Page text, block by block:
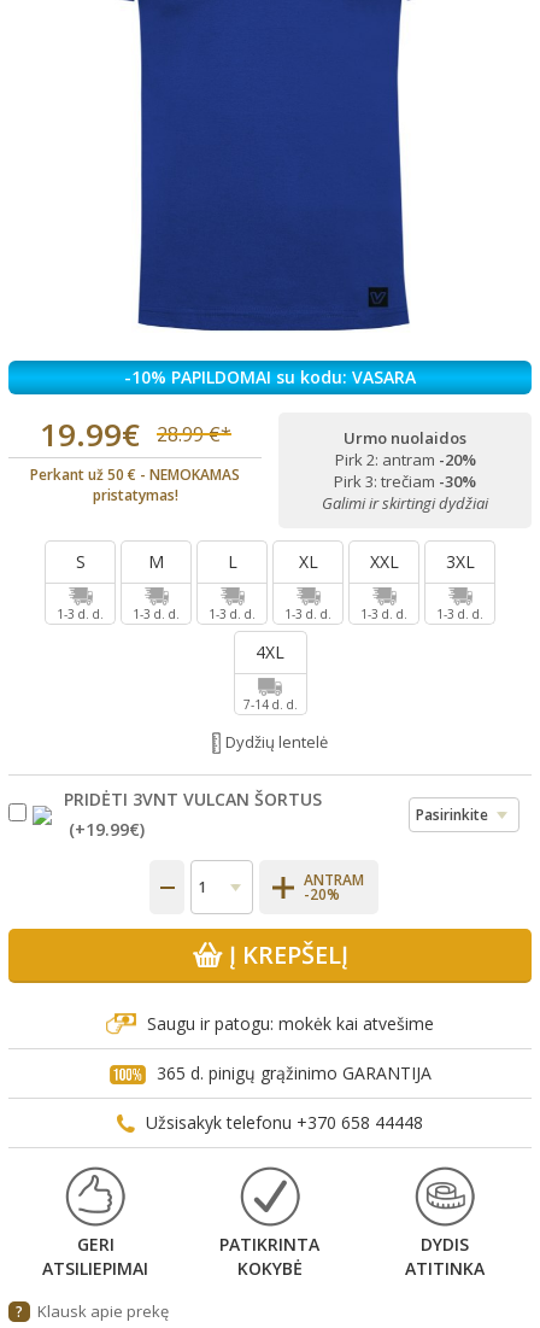
-10% PAPILDOMAI su kodu: VASARA
19.99€ 28.99 €*
Perkant už 50 € - NEMOKAMAS
pristatymas!
Urmo nuolaidos
Pirk 2: antram -20%
Pirk 3: trečiam -30%
Galimi ir skirtingi dydžiai
S
1-3 d. d.
M
1-3 d. d.
L
1-3 d. d.
XL
1-3 d. d.
XXL
1-3 d. d.
3XL
1-3 d. d.
4XL
7-14 d. d.
Dydžių lentelė
PRIDĖTI 3VNT VULCAN ŠORTUS
(+19.99€)
ANTRAM
-20%
Į KREPŠELĮ
Saugu ir patogu: mokėk kai atvešime
365 d. pinigų grąžinimo GARANTIJA
Užsisakyk telefonu +370 658 44448
GERI
ATSILIEPIMAI
PATIKRINTA
KOKYBĖ
DYDIS
ATITINKA
? Klausk apie prekę